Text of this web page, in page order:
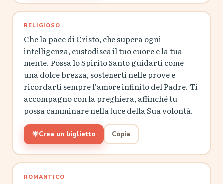
RELIGIOSO
Che la pace di Cristo, che supera ogni
intelligenza, custodisca il tuo cuore e la tua
mente. Possa lo Spirito Santo guidarti come
una dolce brezza, sostenerti nelle prove e
ricordarti sempre l'amore infinito del Padre. Ti
accompagno con la preghiera, affinché tu
possa camminare nella luce della Sua volontà.
🌟Crea un biglietto Copia
ROMANTICO